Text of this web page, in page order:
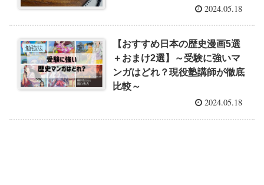
2024.05.18
勉強法
【おすすめ日本の歴史漫画5選
＋おまけ2選】～受験に強いマ
ンガはどれ？現役塾講師が徹底
比較～
2024.05.18